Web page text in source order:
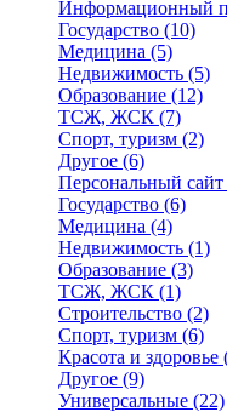
Информационный
Государство (10)
Медицина (5)
Недвижимость (5)
Образование (12)
ТСЖ, ЖСК (7)
Спорт, туризм (2)
Другое (6)
Персональный сайт
Государство (6)
Медицина (4)
Недвижимость (1)
Образование (3)
ТСЖ, ЖСК (1)
Строительство (2)
Спорт, туризм (6)
Красота и здоровье
Другое (9)
Универсальные (22)